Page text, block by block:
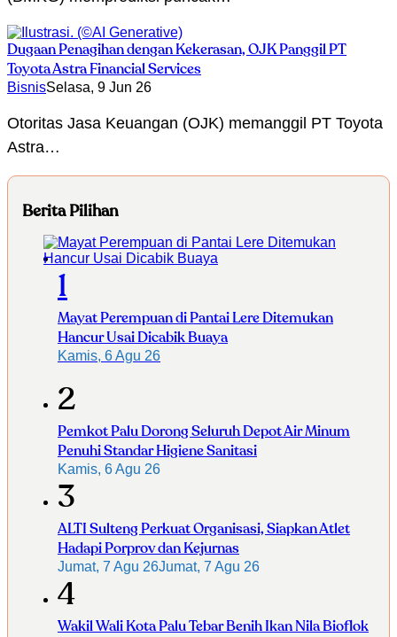
Dugaan Penagihan dengan Kekerasan, OJK Panggil PT
Toyota Astra Financial Services
BisnisSelasa, 9 Jun 26
Otoritas Jasa Keuangan (OJK) memanggil PT Toyota
Astra…
Berita Pilihan
1
Mayat Perempuan di Pantai Lere Ditemukan
Hancur Usai Dicabik Buaya
Kamis, 6 Agu 26
2
Pemkot Palu Dorong Seluruh Depot Air Minum
Penuhi Standar Higiene Sanitasi
Kamis, 6 Agu 26
3
ALTI Sulteng Perkuat Organisasi, Siapkan Atlet
Hadapi Porprov dan Kejurnas
Jumat, 7 Agu 26Jumat, 7 Agu 26
4
Wakil Wali Kota Palu Tebar Benih Ikan Nila Bioflok